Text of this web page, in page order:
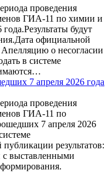
проведения
ГИА-11 по химии и
будут
официальной
Апелляцию о несогласии
в системе
7 апреля 2026 года
проведения
ГИА-11 по
7 апреля 2026
результатов:
с выставленными